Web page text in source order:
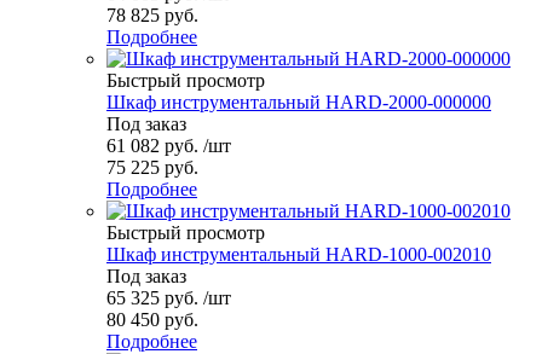
78 825 руб.
Подробнее
Быстрый просмотр
Шкаф инструментальный HARD-2000-000000
Под заказ
61 082 руб. /шт
75 225 руб.
Подробнее
Быстрый просмотр
Шкаф инструментальный HARD-1000-002010
Под заказ
65 325 руб. /шт
80 450 руб.
Подробнее